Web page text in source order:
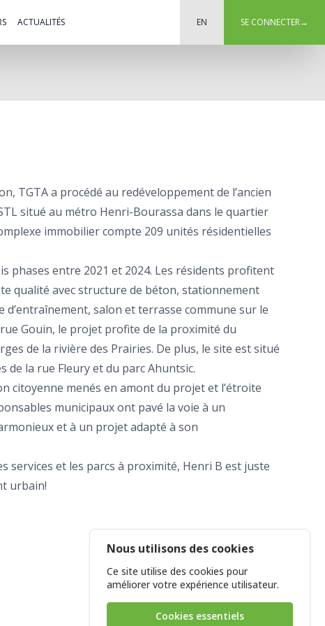
ACTUALITÉS EN SE CONNECTER→
TGTA a procédé au redéveloppement de l’ancien
situé au métro Henri-Bourassa dans le quartier
immobilier compte 209 unités résidentielles
phases entre 2021 et 2024. Les résidents profitent
qualité avec structure de béton, stationnement
d’entraînement, salon et terrasse commune sur le
Gouin, le projet profite de la proximité du
de la rivière des Prairies. De plus, le site est situé
de la rue Fleury et du parc Ahuntsic.
citoyenne menés en amont du projet et l’étroite
municipaux ont pavé la voie à un
et à un projet adapté à son
services et les parcs à proximité, Henri B est juste
urbain!
Kinkedin
LinkedIn
Nous utilisons des cookies
Ce site utilise des cookies pour
améliorer votre expérience utilisateur.
Cookies essentiels